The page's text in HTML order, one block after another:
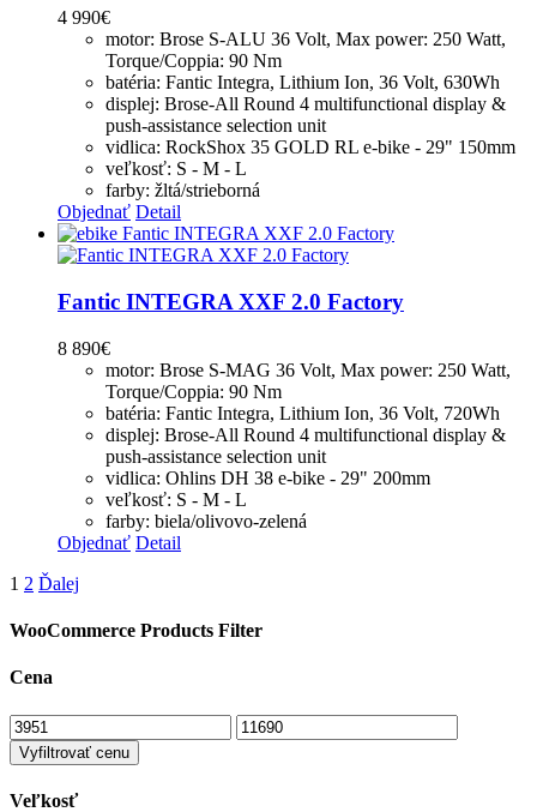
4 990€
motor: Brose S-ALU 36 Volt, Max power: 250 Watt,
Torque/Coppia: 90 Nm
batéria: Fantic Integra, Lithium Ion, 36 Volt, 630Wh
displej: Brose-All Round 4 multifunctional display &
push-assistance selection unit
vidlica: RockShox 35 GOLD RL e-bike - 29" 150mm
veľkosť: S - M - L
farby: žltá/strieborná
Objednať Detail
Fantic INTEGRA XXF 2.0 Factory
8 890€
motor: Brose S-MAG 36 Volt, Max power: 250 Watt,
Torque/Coppia: 90 Nm
batéria: Fantic Integra, Lithium Ion, 36 Volt, 720Wh
displej: Brose-All Round 4 multifunctional display &
push-assistance selection unit
vidlica: Ohlins DH 38 e-bike - 29" 200mm
veľkosť: S - M - L
farby: biela/olivovo-zelená
Objednať Detail
1 2 Ďalej
WooCommerce Products Filter
Cena
Vyfiltrovať cenu
Veľkosť